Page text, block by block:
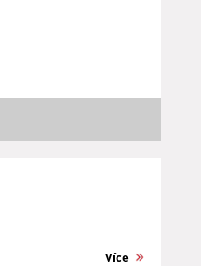
Více